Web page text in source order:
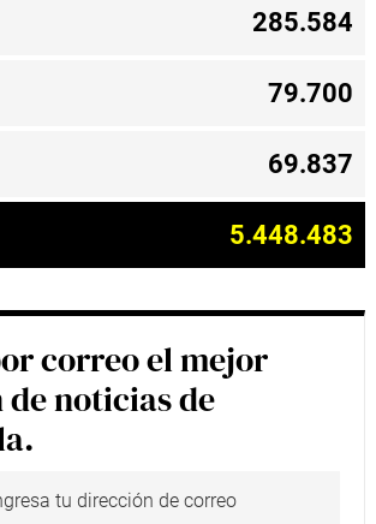
285.584
79.700
69.837
5.448.483
correo el mejor
noticias de